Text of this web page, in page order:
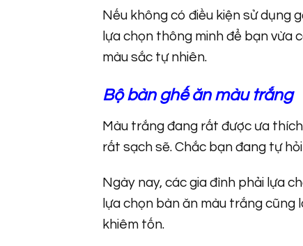
Nếu không có điều kiện sử dụng
lựa chọn thông minh để bạn vừa
màu sắc tự nhiên.
Bộ bàn ghế ăn màu trắng
Màu trắng đang rất được ưa
rất sạch sẽ. Chắc bạn đang tự
Ngày nay, các gia đình phải lựa
lựa chọn bàn ăn màu trắng
khiêm tốn.